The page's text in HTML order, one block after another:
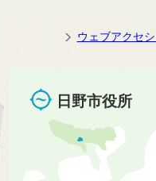
ウェブアクセ
日野市役所